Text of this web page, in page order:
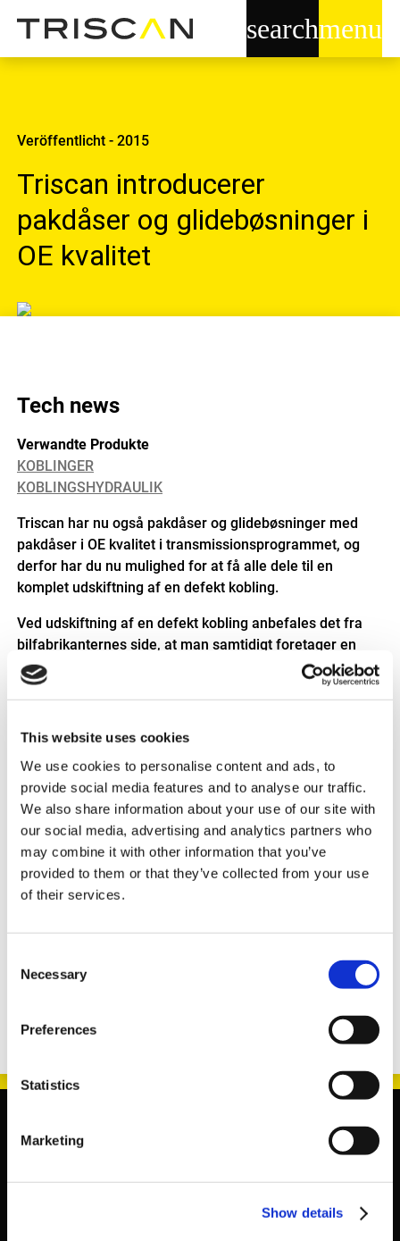
This website uses cookies
We use cookies to personalise content and ads, to
provide social media features and to analyse our traffic.
We also share information about your use of our site with
our social media, advertising and analytics partners who
may combine it with other information that you’ve
provided to them or that they’ve collected from your use
of their services.
Selection
Necessary
Preferences
Statistics
Marketing
Show details
searchmenu
Veröffentlicht - 2015
Triscan introducerer
pakdåser og glidebøsninger i
OE kvalitet
Tech news
Verwandte Produkte
KOBLINGER
KOBLINGSHYDRAULIK
Triscan har nu også pakdåser og glidebøsninger med
pakdåser i OE kvalitet i transmissionsprogrammet, og
derfor har du nu mulighed for at få alle dele til en
komplet udskiftning af en defekt kobling.
Ved udskiftning af en defekt kobling anbefales det fra
bilfabrikanternes side, at man samtidigt foretager en
udskiftning af både pakdåse og glidebøsning. På den
måde minimerer man bilejerens risiko for, at den ny-
grund af lækage fra utæt pakdåse eller glidebøsning.
bagen bliver også over tid fyldt med urenheder, og udgør
derfor også en risiko for utætheder i koblingssystemet.
Ved udskiftning af pakdåse og glidebøsninger sikrer
man, at gearkasseolien ikke lækker, og man undgår
dermed uoprettelige skader på koblingen.
transmissions-programmet. Alle pakdåser og
og kan bestilles via Triscans TriWeb.